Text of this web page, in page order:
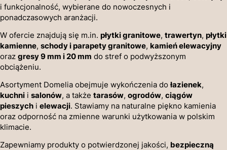
i funkcjonalność, wybierane do nowoczesnych i
ponadczasowych aranżacji.
W ofercie znajdują się m.in. płytki granitowe, trawertyn, płytki
kamienne, schody i parapety granitowe, kamień elewacyjny
oraz gresy 9 mm i 20 mm do stref o podwyższonym
obciążeniu.
Asortyment Domelia obejmuje wykończenia do łazienek,
kuchni i salonów, a także tarasów, ogrodów, ciągów
pieszych i elewacji. Stawiamy na naturalne piękno kamienia
oraz odporność na zmienne warunki użytkowania w polskim
klimacie.
Zapewniamy produkty o potwierdzonej jakości, bezpieczną